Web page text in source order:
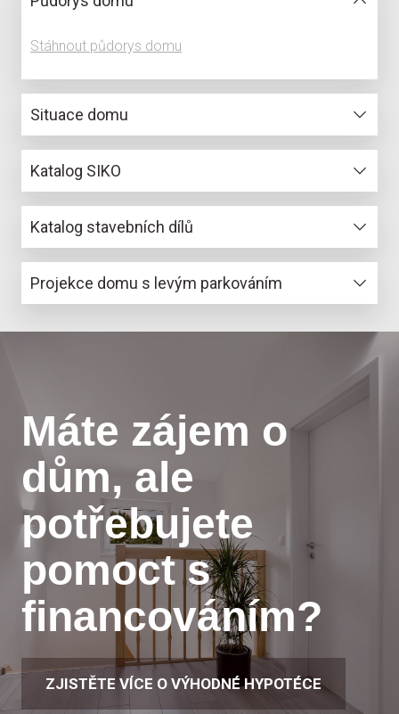
Stáhnout půdorys domu
Situace domu
Katalog SIKO
Katalog stavebních dílů
Projekce domu s levým parkováním
Stáhnout projekci přízemí
Máte zájem o
dům, ale
potřebujete
pomocts
financováním?
ZJISTĚTE VÍCE O VÝHODNÉ HYPOTÉCE